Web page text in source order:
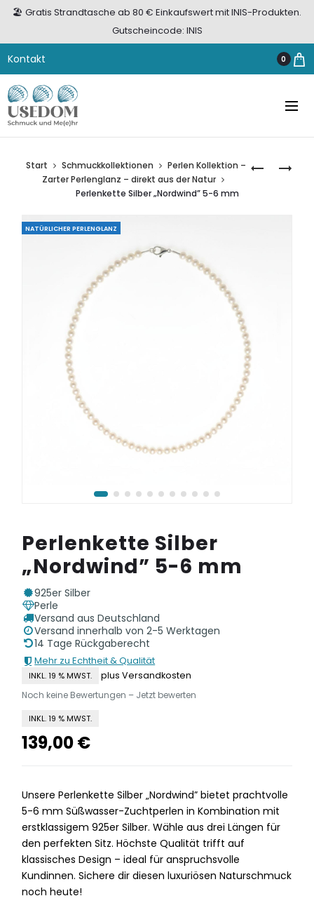
🏖️ Gratis Strandtasche ab 80 € Einkaufswert mit INIS-Produkten.
Gutscheincode: INIS
Kontakt 0
Start Schmuckkollektionen
Perlen Kollektion –
Zarter Perlenglanz – direkt aus der Natur
Perlenkette Silber „Nordwind” 5-6 mm
NATÜRLICHER PERLENGLANZ
Perlenkette Silber
„Nordwind” 5-6 mm
925er Silber
Perle
Versand aus Deutschland
Versand innerhalb von 2-5 Werktagen
14 Tage Rückgaberecht
Mehr zu Echtheit & Qualität
INKL. 19 % MWST.
plus Versandkosten
Noch keine Bewertungen – Jetzt bewerten
INKL. 19 % MWST.
139,00€
Unsere Perlenkette Silber „Nordwind” bietet prachtvolle
5-6 mm Süßwasser-Zuchtperlen in Kombination mit
erstklassigem 925er Silber. Wähle aus drei Längen für
den perfekten Sitz. Höchste Qualität trifft auf
klassisches Design – ideal für anspruchsvolle
Kundinnen. Sichere dir diesen luxuriösen Naturschmuck
noch heute!